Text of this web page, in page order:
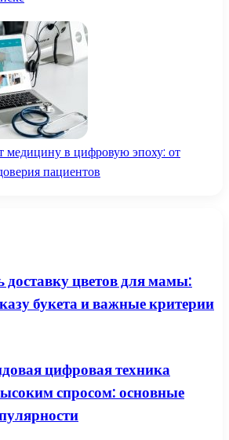
медицину в цифровую эпоху: от
пациентов
цветов для мамы:
букета и важные критерии
цифровая техника
спросом: основные